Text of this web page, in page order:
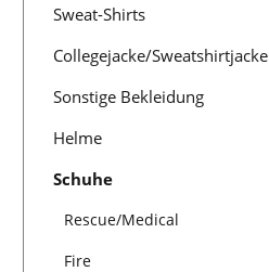
Sweat-Shirts
Collegejacke/Sweatshirtjacke
Sonstige Bekleidung
Helme
Schuhe
Rescue/Medical
Fire